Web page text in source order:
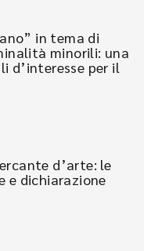
in tema di
minorili: una
d’interesse per il
d’arte: le
e dichiarazione